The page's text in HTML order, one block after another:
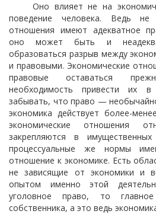
Оно влияет не на
поведение человека. Ведь не
отношения имеют адекватное
оно может быть и
образоваться разрыв между
и правовыми. Экономические
правовые оставаться
необходимость привести их в
забывать, что право —
экономика действует более-
экономические отношения
закрепляются в
процессуальные же нормы
отношение к экономике. Есть
не зависящие от экономики и
опытом именно этой
уголовное право, то
собственника, а это ведь